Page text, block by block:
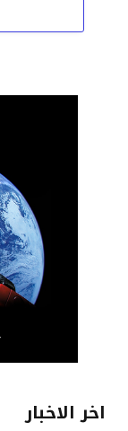
اخر الاخبار